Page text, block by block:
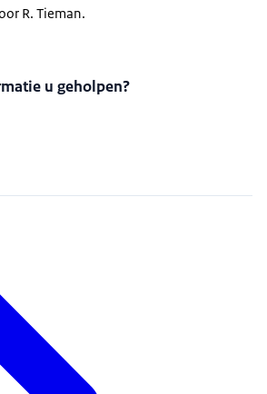
R. Tieman.
u geholpen?